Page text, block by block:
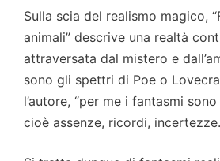
Sulla scia del realismo magico,
animali” descrive una realtà
attraversata dal mistero e
sono gli spettri di Poe o
l’autore, “per me i fantasmi
cioè assenze, ricordi,